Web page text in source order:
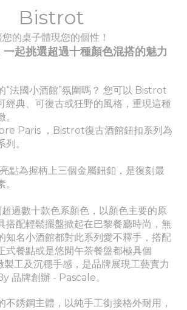
Bistrot
您的桌子體現您的個性！
起挑選超過十種顏色混搭的魅力
“法國小酒館”氛圍嗎？ 您可以 Bistrot
典、 可復古或狂野的風格，重現這種
。
Paris ，Bistrot復古酒館鈕扣系列為
列。
點為握柄上三個金屬鈕釦，是復刻最
。
過數十款色系顏色，以顏色主要的原
搭配輕鬆擺盤掀起在巴黎餐廳時尚，無
知名小酒館都對此系列愛不釋手，搭配
式餐點或是悠閒午茶餐盤都極具個
工及沉穩手感，是品牌展現工藝實力
品牌創辦 - Pascale。
不銹鋼主體，以純手工銜接格外耐用，